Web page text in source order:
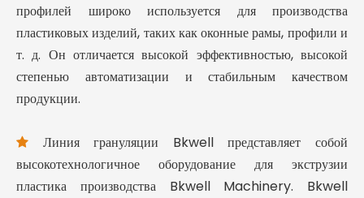
профилей широко используется для производства
пластиковых изделий, таких как оконные рамы, профили и
т. д. Он отличается высокой эффективностью, высокой
степенью автоматизации и стабильным качеством
продукции.

Линия грануляции Bkwell представляет собой
высокотехнологичное оборудование для экструзии
пластика производства Bkwell Machinery. Bkwell